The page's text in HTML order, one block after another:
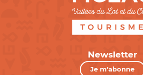
Newsletter
Je m'abonne